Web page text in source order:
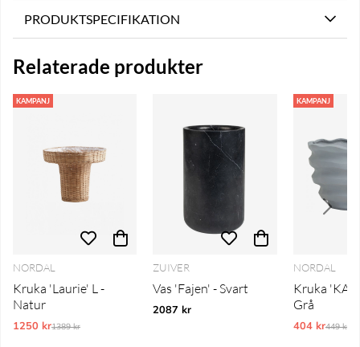
PRODUKTSPECIFIKATION
Relaterade produkter
KAMPANJ
NORDAL
Kruka 'Laurie' L -
Natur
1250 krOrdinarie pris:
1389 kr
ZUIVER
Vas 'Fajen' - Svart
2087 kr
KAMPANJ
NORDAL
Kruka
Grå
404 kr449 kr